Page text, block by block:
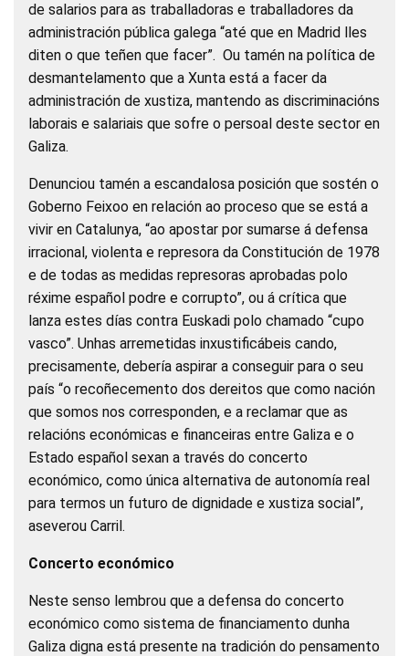
de salarios para as traballadoras e traballadores da
administración pública galega “até que en Madrid lles
diten o que teñen que facer”. Ou tamén na política de
desmantelamento que a Xunta está a facer da
administración de xustiza, mantendo as discriminacións
laborais e salariais que sofre o persoal deste sector en
Galiza.
Denunciou tamén a escandalosa posición que sostén o
Goberno Feixoo en relación ao proceso que se está a
vivir en Catalunya, “ao apostar por sumarse á defensa
irracional, violenta e represora da Constitución de 1978
e de todas as medidas represoras aprobadas polo
réxime español podre e corrupto”, ou á crítica que
lanza estes días contra Euskadi polo chamado “cupo
vasco”. Unhas arremetidas inxustificábeis cando,
precisamente, debería aspirar a conseguir para o seu
país “o recoñecemento dos dereitos que como nación
que somos nos corresponden, e a reclamar que as
relacións económicas e financeiras entre Galiza e o
Estado español sexan a través do concerto
económico, como única alternativa de autonomía real
para termos un futuro de dignidade e xustiza social”,
aseverou Carril.
Concerto económico
Neste senso lembrou que a defensa do concerto
económico como sistema de financiamento dunha
Galiza digna está presente na tradición do pensamento